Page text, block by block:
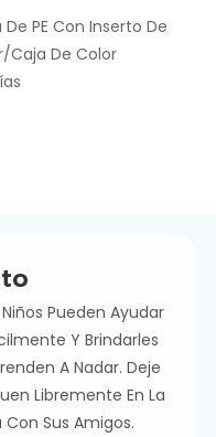
De PE Con Inserto De
caja De Color
Pueden Ayudar
Y Brindarles
A Nadar. Deje
Libremente En La
Con Sus Amigos.